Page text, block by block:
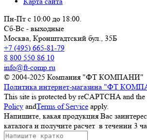
Пн-Пт с 10:00 до 18:00.
Сб-Вс - выходные
Москва, Кронштадтский бул., 35Б
+7 (495) 665-81-79
8 800 550 86 10
info@ft-comp.ru
© 2004-2025 Компания "ФТ КОМПАНИ"
Политика интернет-магазина "ФТ
This site is protected by reCAPTCHA and
Policy andTerms of Service apply.
Напишите, какая продукция Вас
каталога и получите расчет в течении 3